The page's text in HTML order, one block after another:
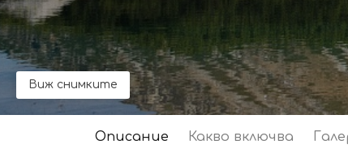
Виж снимките
Описание Какво включва